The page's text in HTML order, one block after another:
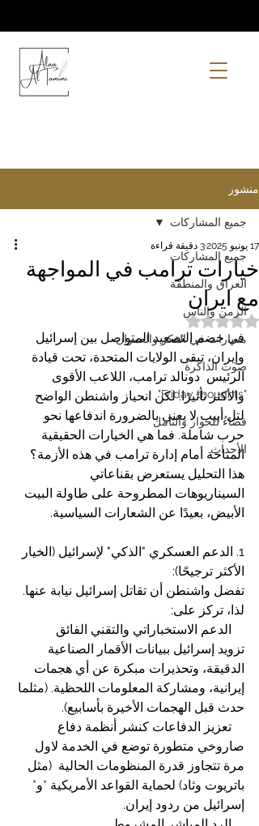
منشور
جميع المشاركات
العراق والمنطقة
الزمن والناس
مسارات في الفكر والعمران
صوت الذاكرة
"Friday thoughts"
فضاءٌ للحوار والتأمل
الأحداث
جميع المشاركات
خيارات ترامب في المواجهة
مع ايران
17 يونيو 2025 3 دقيقة قراءة
تم التقييم بـ ليس رقمًا من أصل 5 نجوم.
في خضم التصعيد المتواصل بين إسرائيل
وإيران، تبقى الولايات المتحدة، تحت قيادة
الرئيس  دونالد ترامب، اللاعب الأقوى
والأكثر تأثيرًا. لكن انحياز واشنطن الواضح
لتل أبيب لا يعني بالضرورة اندفاعها نحو
حرب شاملة. فما هي الخيارات الحقيقية
المتاحة أمام إدارة ترامب في هذه الأزمة؟
هذا التحليل يستعرض بقناعاتي
السيناريوهات المطروحة على طاولة البيت
الأبيض، بعيدًا عن الشعارات السياسية.
1. الدعم العسكري "الذكي" لإسرائيل (الخيار
الأكثر ترجيحًا):
تفضل واشنطن أن تقاتل إسرائيل نيابة عنها.
لذا، تركز على:
تزويد إسرائيل ببيانات الأقمار الصناعية
الدقيقة، وتحذيرات مبكرة عن أي هجمات
إيرانية، ومشاركة المعلومات اللحظية. (مثلما
حدث قبل الهجمات الأخيرة بأسابيع).
    تعزيز الدفاعات كنشر أنظمة دفاع
صاروخي متطورة توضع في الخدمة لاول
مرة تتجاوز قدرة المنظومات الحالية  (مثل
باتريوت وثاد) لحماية القواعد الأمريكية *و*
إسرائيل من ردود إيران.